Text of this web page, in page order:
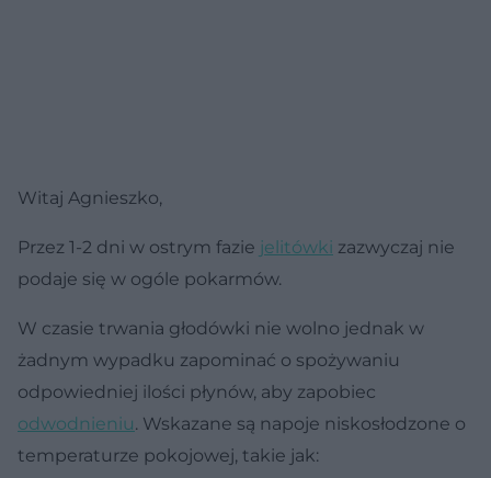
Witaj Agnieszko,
Przez 1-2 dni w ostrym fazie jelitówki zazwyczaj nie
podaje się w ogóle pokarmów.
W czasie trwania głodówki nie wolno jednak w
żadnym wypadku zapominać o spożywaniu
odpowiedniej ilości płynów, aby zapobiec
odwodnieniu. Wskazane są napoje niskosłodzone o
temperaturze pokojowej, takie jak: